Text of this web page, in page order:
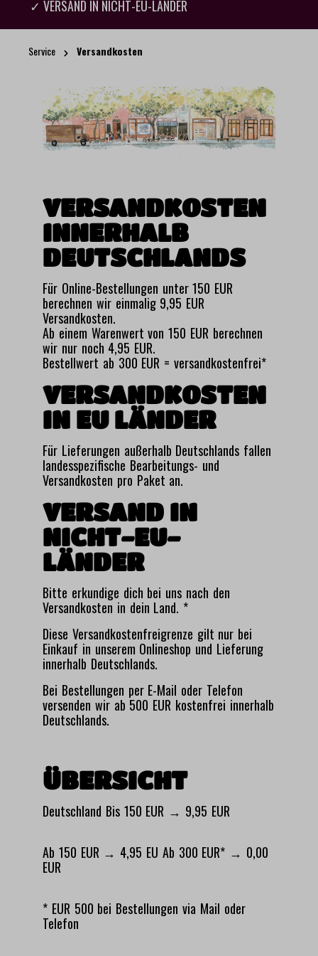
✓ VERSAND IN NICHT-EU-LÄNDER
Service Versandkosten
VERSANDKOSTEN
INNERHALB
DEUTSCHLANDS
Für Online-Bestellungen unter 150 EUR
berechnen wir einmalig 9,95 EUR
Versandkosten.
Ab einem Warenwert von 150 EUR berechnen
wir nur noch 4,95 EUR.
Bestellwert ab 300 EUR = versandkostenfrei*
VERSANDKOSTEN
IN EU LÄNDER
Für Lieferungen außerhalb Deutschlands fallen
landesspezifische Bearbeitungs- und
Versandkosten pro Paket an.
VERSAND IN
NICHT-EU-
LÄNDER
Bitte erkundige dich bei uns nach den
Versandkosten in dein Land. *
Diese Versandkostenfreigrenze gilt nur bei
Einkauf in unserem Onlineshop und Lieferung
innerhalb Deutschlands.
Bei Bestellungen per E-Mail oder Telefon
versenden wir ab 500 EUR kostenfrei innerhalb
Deutschlands.
ÜBERSICHT
Deutschland Bis 150 EUR → 9,95 EUR
Ab 150 EUR → 4,95 EU Ab 300 EUR* → 0,00
EUR
* EUR 500 bei Bestellungen via Mail oder
Telefon